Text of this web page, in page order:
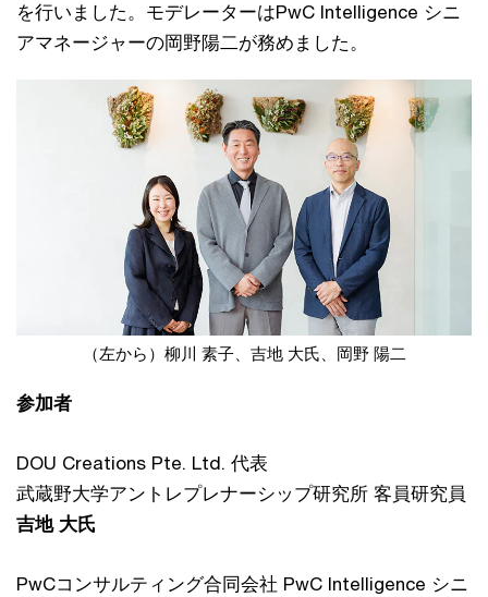
を行いました。モデレーターはPwC Intelligence シニ
アマネージャーの岡野陽二が務めました。
（左から）柳川 素子、吉地 大氏、岡野 陽二
参加者
DOU Creations Pte. Ltd. 代表
武蔵野大学アントレプレナーシップ研究所 客員研究員
吉地 大氏
PwCコンサルティング合同会社 PwC Intelligence シニ